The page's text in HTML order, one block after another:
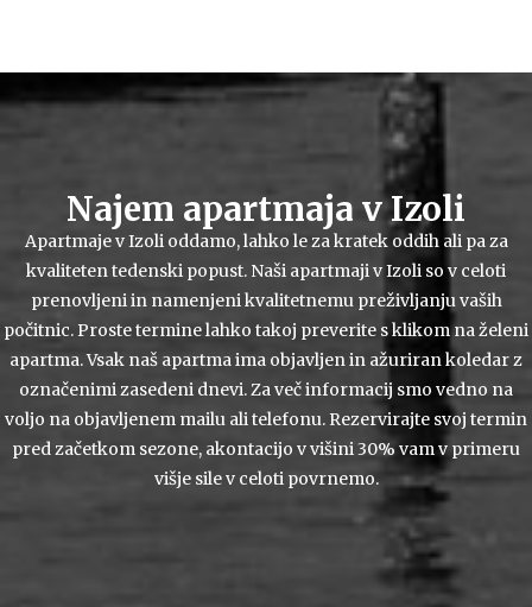
Najem apartmaja v Izoli
Apartmaje v Izoli oddamo, lahko le za kratek oddih ali pa za
kvaliteten tedenski popust. Naši apartmaji v Izoli so v celoti
prenovljeni in namenjeni kvalitetnemu preživljanju vaših
počitnic. Proste termine lahko takoj preverite s klikom na želeni
apartma. Vsak naš apartma ima objavljen in ažuriran koledar z
označenimi zasedeni dnevi. Za več informacij smo vedno na
voljo na objavljenem mailu ali telefonu. Rezervirajte svoj termin
pred začetkom sezone, akontacijo v višini 30% vam v primeru
višje sile v celoti povrnemo.